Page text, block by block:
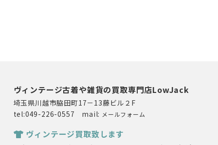
ヴィンテージ古着や雑貨の買取専門店LowJack
埼玉県川越市脇田町17－13藤ビル２F
tel:049-226-0557 mail: メールフォーム
ヴィンテージ買取致します